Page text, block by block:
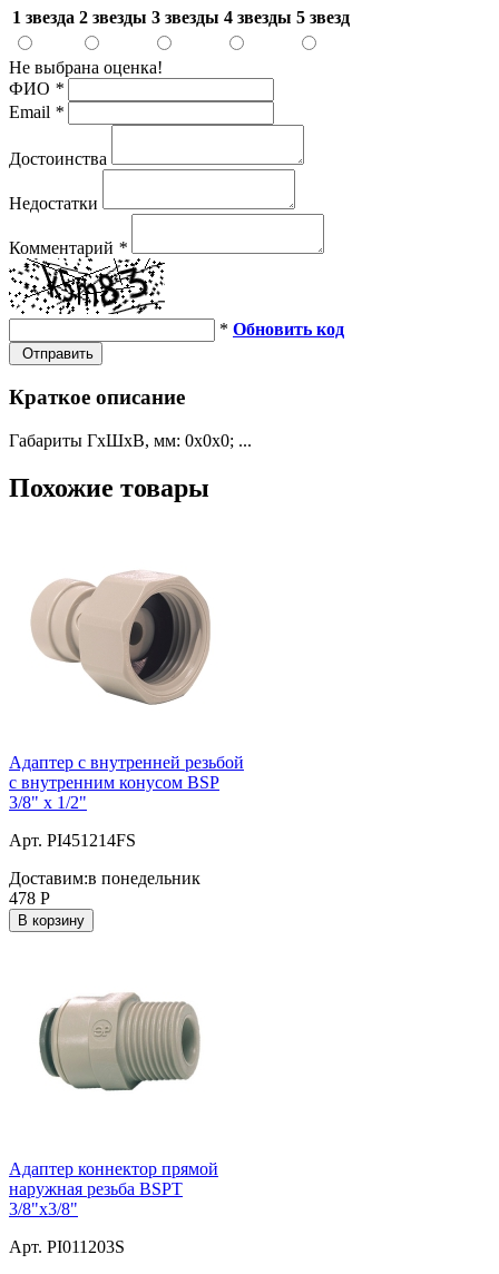
1 звезда 2 звезды 3 звезды 4 звезды 5 звезд
Не выбрана оценка!
ФИО *
Email *
Достоинства
Недостатки
Комментарий *
* Обновить код
Отправить
Краткое описание
Габариты ГхШхВ, мм: 0х0х0; ...
Похожие товары
Адаптер с внутренней резьбой
с внутренним конусом BSP
3/8" x 1/2"
Арт. PI451214FS
Доставим:в понедельник
478 Р
В корзину
Адаптер коннектор прямой
наружная резьба BSPT
3/8"x3/8"
Арт. PI011203S